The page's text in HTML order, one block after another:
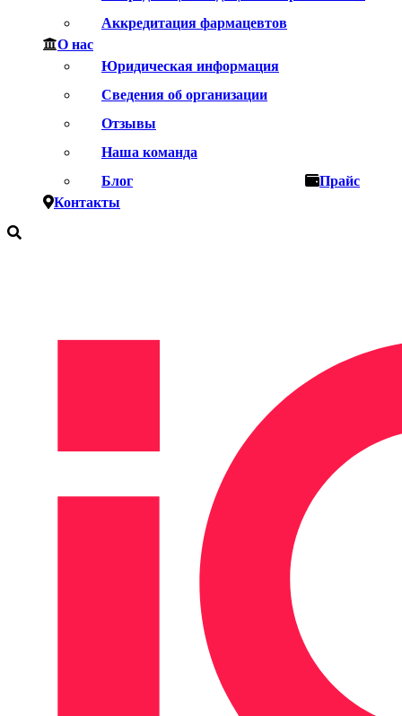
Аккредитация фармацевтов
О нас
Юридическая информация
Сведения об организации
Отзывы
Наша команда
Блог
Прайс
Контакты